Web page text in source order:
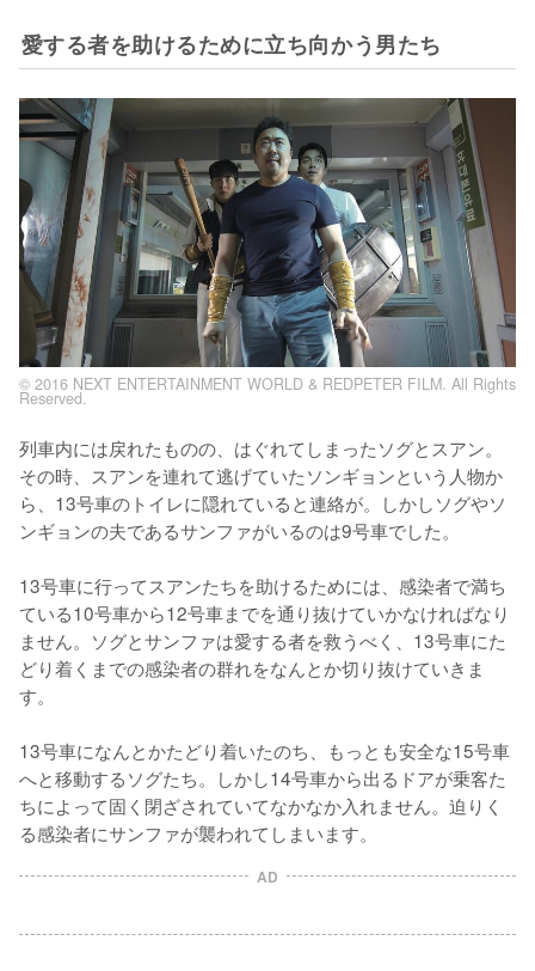
愛する者を助けるために立ち向かう男たち
© 2016 NEXT ENTERTAINMENT WORLD & REDPETER FILM. All Rights
Reserved.
列車内には戻れたものの、はぐれてしまったソグとスアン。
その時、スアンを連れて逃げていたソンギョンという人物か
ら、13号車のトイレに隠れていると連絡が。しかしソグやソ
ンギョンの夫であるサンファがいるのは9号車でした。
13号車に行ってスアンたちを助けるためには、感染者で満ち
ている10号車から12号車までを通り抜けていかなければなり
ません。ソグとサンファは愛する者を救うべく、13号車にた
どり着くまでの感染者の群れをなんとか切り抜けていきま
す。
13号車になんとかたどり着いたのち、もっとも安全な15号車
へと移動するソグたち。しかし14号車から出るドアが乗客た
ちによって固く閉ざされていてなかなか入れません。迫りく
る感染者にサンファが襲われてしまいます。
AD